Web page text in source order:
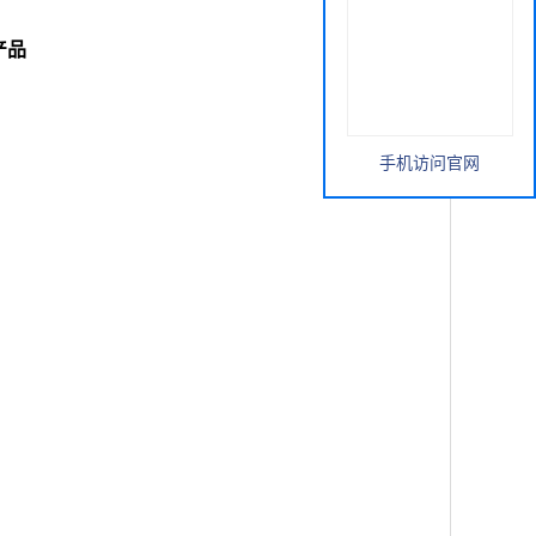
品
手机访问官网